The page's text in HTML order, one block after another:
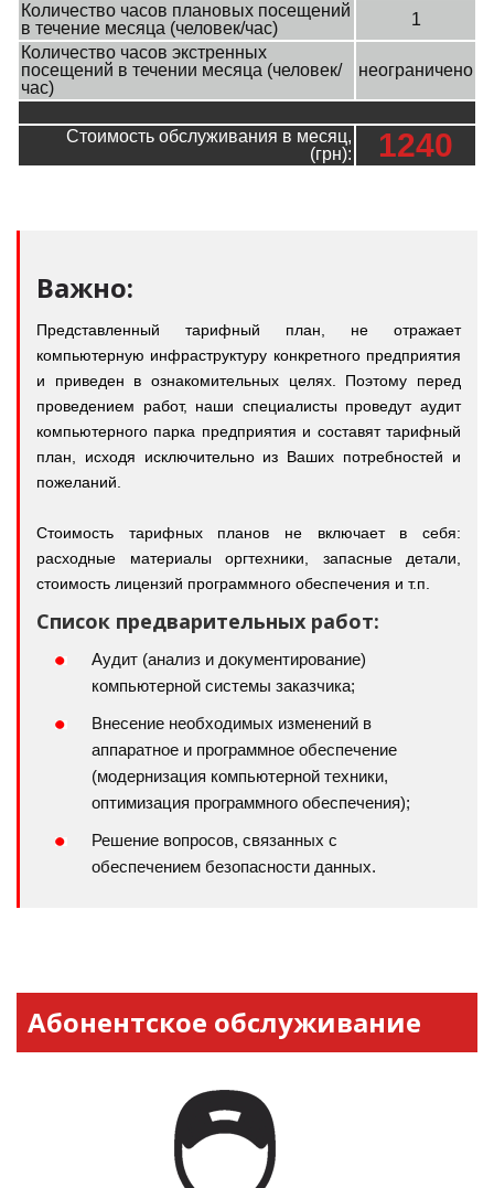
Количество часов плановых посещений
в течение месяца (человек/час)
1
Количество часов экстренных
посещений в течении месяца (человек/
час)
неограничено
Стоимость обслуживания в месяц,
(грн):
1240
Важно:
Представленный тарифный план, не отражает
компьютерную инфраструктуру конкретного предприятия
и приведен в ознакомительных целях. Поэтому перед
проведением работ, наши специалисты проведут аудит
компьютерного парка предприятия и составят тарифный
план, исходя исключительно из Ваших потребностей и
пожеланий.
Стоимость тарифных планов не включает в себя:
расходные материалы оргтехники, запасные детали,
стоимость лицензий программного обеспечения и т.п.
Список предварительных работ:
Аудит (анализ и документирование)
компьютерной системы заказчика;
Внесение необходимых изменений в
аппаратное и программное обеспечение
(модернизация компьютерной техники,
оптимизация программного обеспечения);
Решение вопросов, связанных с
обеспечением безопасности данных.
Абонентское обслуживание